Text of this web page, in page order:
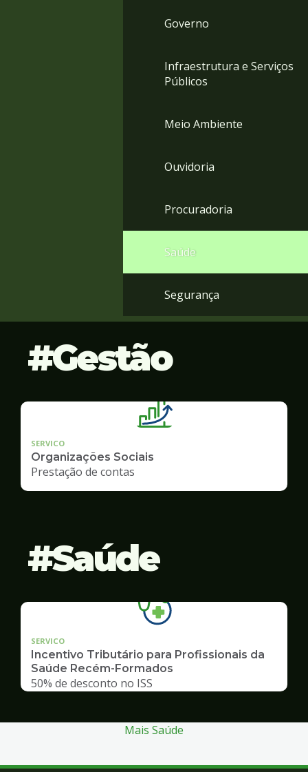
Governo
Infraestrutura e Serviços
Públicos
Meio Ambiente
Ouvidoria
Procuradoria
Saúde
Segurança
Gestão
SERVICO
Organizações Sociais
Prestação de contas
Saúde
SERVICO
Incentivo Tributário para Profissionais da
Saúde Recém-Formados
50% de desconto no ISS
Mais Saúde